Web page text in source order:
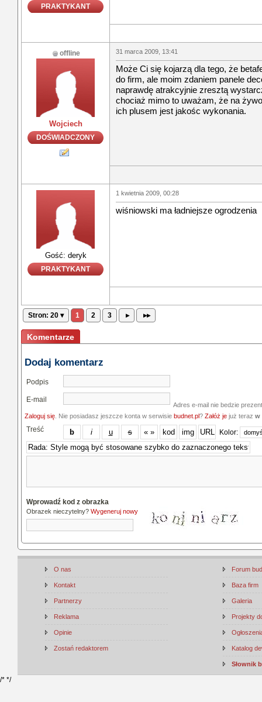
PRAKTYKANT
offline
Wojciech
DOŚWIADCZONY
31 marca 2009, 13:41
Może Ci się kojarzą dla tego, że
do firm, ale moim zdaniem panele
naprawdę atrakcyjnie zresztą
chociaż mimo to uważam, że na
ich plusem jest jakośc wykonania.
Gość: deryk
PRAKTYKANT
1 kwietnia 2009, 00:28
wiśniowski ma ładniejsze ogrodzenia
Stron: 20 ▾ 1 2 3 ▸ ▸▸
Komentarze
Dodaj komentarz
Podpis
E-mail
Adres e-mail nie bedzie
Zaloguj się . Nie posiadasz jeszcze konta w serwisie budnet.pl? Załóż je już teraz w
Treść Kolor:
Wprowadź kod z obrazka
Obrazek nieczytelny? Wygeneruj nowy
O nas
Kontakt
Partnerzy
Reklama
Opinie
Zostań redaktorem
Forum
Baza firm
Galeria
Projekty
Katalog
Słownik
/* */